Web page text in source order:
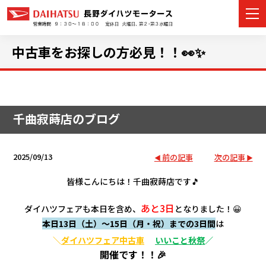
店舗情報
イベント・キャンペーン
ご購入者サポート
アフターサポート
中古車をお探しの方必見！！👀✨
千曲寂蒔店のブログ
2025/09/13 前の記事 次の記事
皆様こんにちは！千曲寂蒔店です🎵
ダイハツフェアも本日を含め、 あと3日 となりました！😀
本日13日（土）～15日（月・祝）までの3日間は
＼ダイハツフェア中古車 いいこと秋祭／
開催です！！🎉